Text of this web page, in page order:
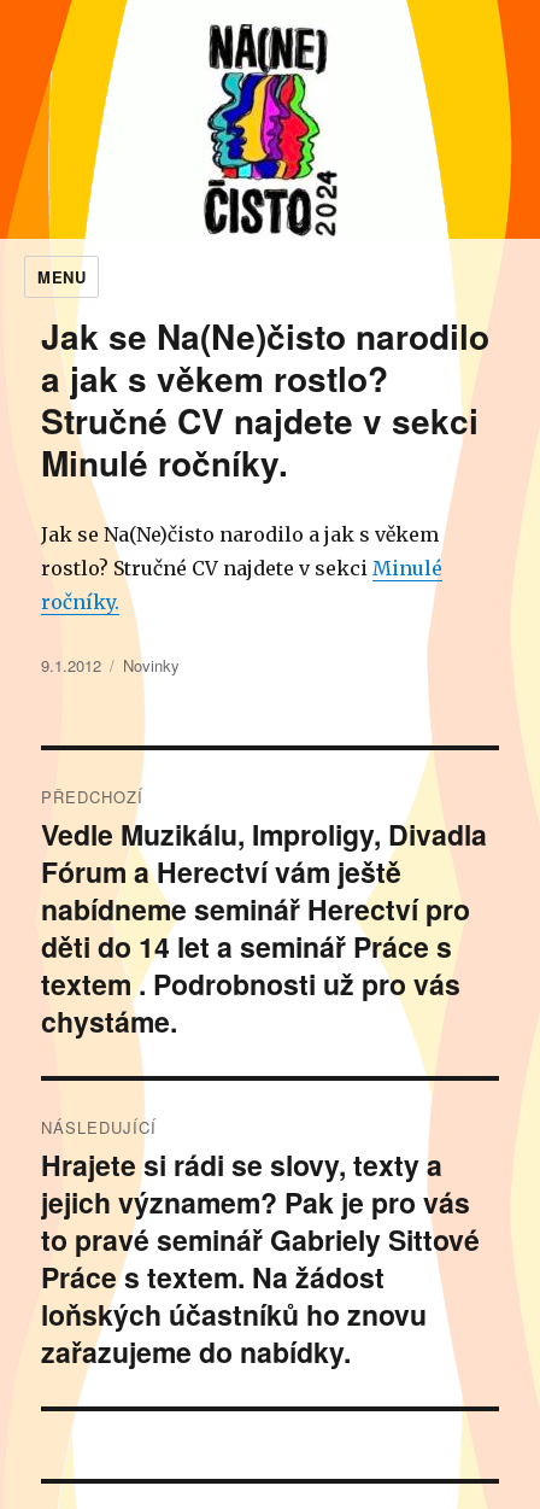
MENU
Jak se Na(Ne)čisto narodilo
a jak s věkem rostlo?
Stručné CV najdete v sekci
Minulé ročníky.
Jak se Na(Ne)čisto narodilo a jak s věkem
rostlo? Stručné CV najdete v sekciMinulé
ročníky.
Publikováno:
9.1.2012 Rubriky:
Novinky
Navigace
pro
příspěvek
PŘEDCHOZÍ
Předchozí
příspěvek:
Vedle Muzikálu, Improligy, Divadla
Fórum a Herectví vám ještě
nabídneme seminář Herectví pro
děti do 14 let a seminář Práce s
textem . Podrobnosti už pro vás
chystáme.
NÁSLEDUJÍCÍ
Následující
příspěvek:
Hrajete si rádi se slovy, texty a
jejich významem? Pak je pro vás
to pravé seminář Gabriely Sittové
Práce s textem. Na žádost
loňských účastníků ho znovu
zařazujeme do nabídky.